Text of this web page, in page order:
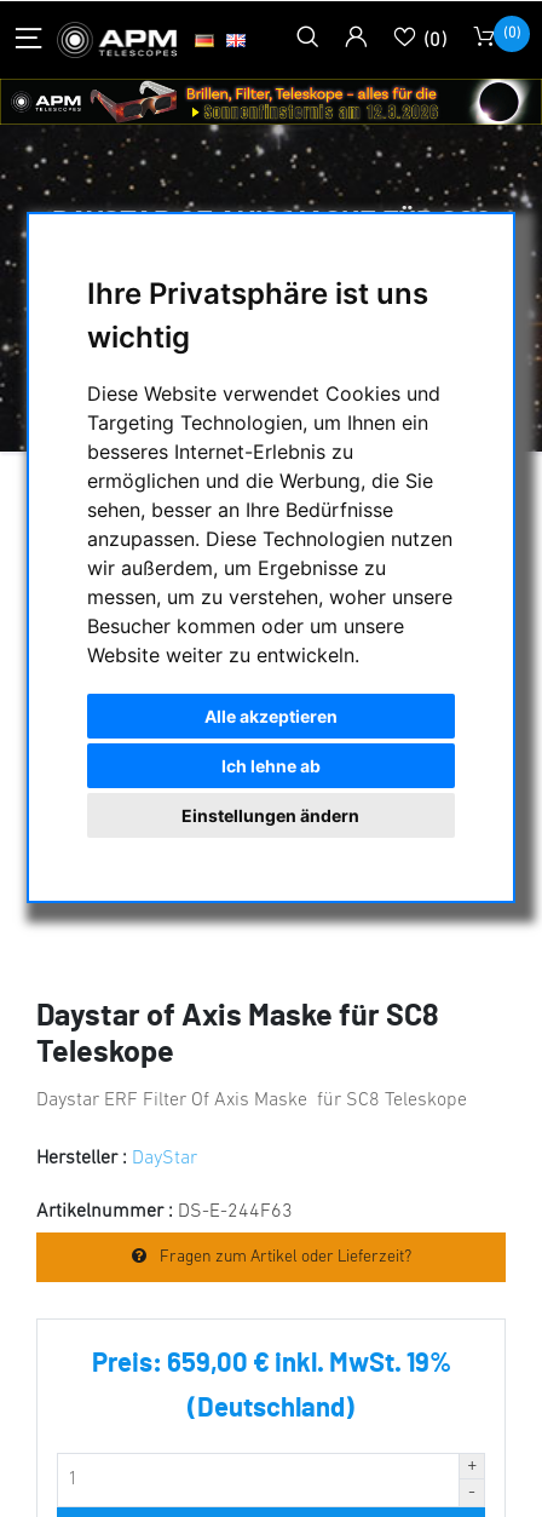
Ihre Privatsphäre ist uns
wichtig
Diese Website verwendet Cookies und
Targeting Technologien, um Ihnen ein
besseres Internet-Erlebnis zu
ermöglichen und die Werbung, die Sie
sehen, besser an Ihre Bedürfnisse
anzupassen. Diese Technologien nutzen
wir außerdem, um Ergebnisse zu
messen, um zu verstehen, woher unsere
Besucher kommen oder um unsere
Website weiter zu entwickeln.
Alle akzeptieren
Ich lehne ab
Einstellungen ändern
(0) (0)
DAYSTAR OF AXIS MASKE FÜR SC8
HOME / SONNENBEOBACHTUNG /
OPTISCHES ZUBEHÖR
TELESKOPE
Daystar of Axis Maske für SC8
Teleskope
Daystar ERF Filter Of Axis Maske für SC8 Teleskope
Hersteller : DayStar
Artikelnummer : DS-E-244F63
Fragen zum Artikel oder Lieferzeit?
Preis: 659,00 € inkl. MwSt. 19%
(Deutschland)